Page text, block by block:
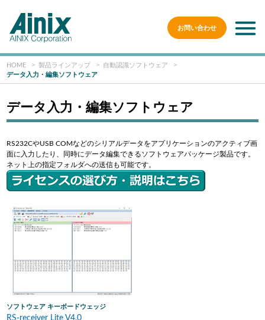
お問い合わせ
HOME 製品ラインアップ
自動認識ソフトウェア
データ入力・編集ソフトウェア
データ入力・編集ソフトウェア
RS232CやUSB COMなどのシリアルデータをアプリケーションのアクティブ画
面に入力したり、同時にデータ編集できるソフトウェアパッケージ製品です。
ネット上の指定フォルダへの送信も可能です。
ソフトウェア キーボードウェッジ
RS-receiver Lite V4.0